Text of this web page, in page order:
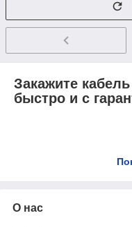
Закажите
быстро и с
О нас